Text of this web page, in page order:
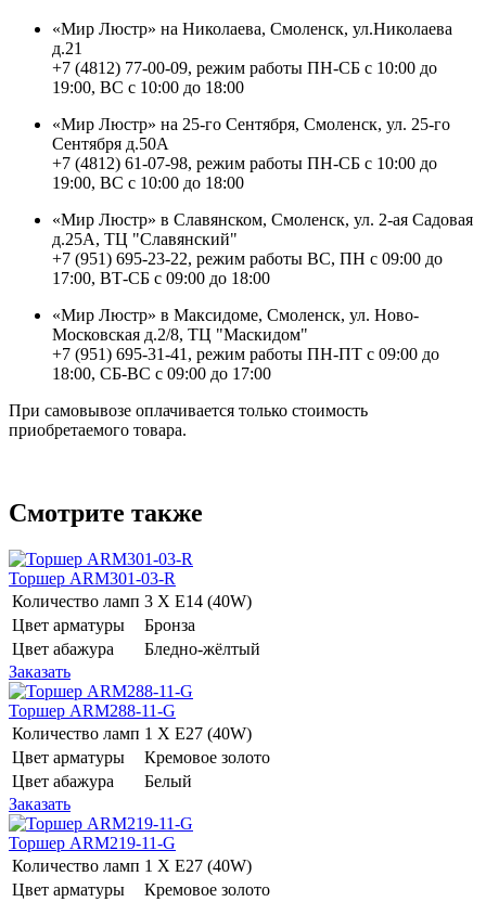
«Мир Люстр» на Николаева, Смоленск, ул.Николаева
д.21
+7 (4812) 77-00-09, режим работы ПН-СБ с 10:00 до
19:00, ВС с 10:00 до 18:00
«Мир Люстр» на 25-го Сентября, Смоленск, ул. 25-го
Сентября д.50А
+7 (4812) 61-07-98, режим работы ПН-СБ с 10:00 до
19:00, ВС с 10:00 до 18:00
«Мир Люстр» в Славянском, Смоленск, ул. 2-ая Садовая
д.25А, ТЦ "Славянский"
+7 (951) 695-23-22, режим работы ВС, ПН с 09:00 до
17:00, ВТ-СБ с 09:00 до 18:00
«Мир Люстр» в Максидоме, Смоленск, ул. Ново-
Московская д.2/8, ТЦ "Маскидом"
+7 (951) 695-31-41, режим работы ПН-ПТ с 09:00 до
18:00, СБ-ВС с 09:00 до 17:00
При самовывозе оплачивается только стоимость
приобретаемого товара.
Смотрите также
Торшер ARM301-03-R
Количество ламп 3 Х E14 (40W)
Цвет арматуры
Бронза
Цвет абажура
Бледно-жёлтый
Заказать
Торшер ARM288-11-G
Количество ламп 1 Х E27 (40W)
Цвет арматуры
Кремовое золото
Цвет абажура
Белый
Заказать
Торшер ARM219-11-G
Количество ламп 1 Х E27 (40W)
Цвет арматуры
Кремовое золото